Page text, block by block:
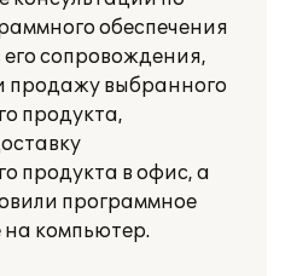
обеспечения
сопровождения,
продажу выбранного
продукта,
продукта в офис, а
программное
на компьютер.